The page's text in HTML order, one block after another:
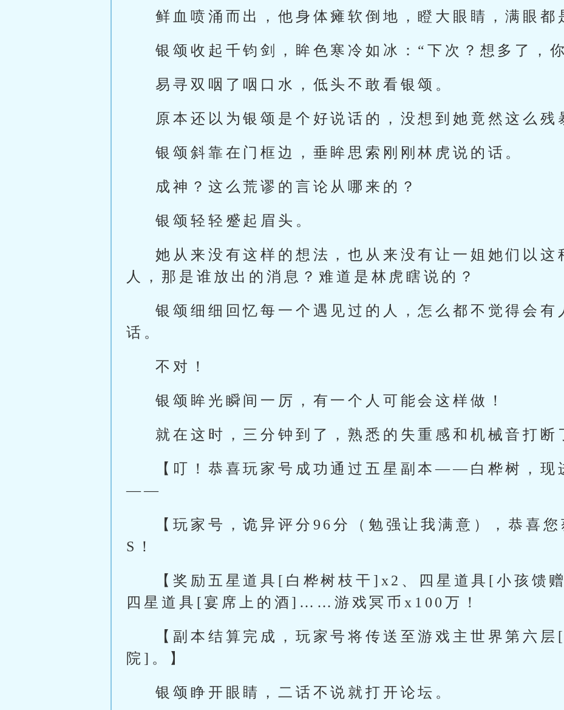
鲜血喷涌而出，他身体瘫软倒地，瞪大眼睛，满眼都
银颂收起千钧剑，眸色寒冷如冰：“下次？想多了，
易寻双咽了咽口水，低头不敢看银颂。
原本还以为银颂是个好说话的，没想到她竟然这么残
银颂斜靠在门框边，垂眸思索刚刚林虎说的话。
成神？这么荒谬的言论从哪来的？
银颂轻轻蹙起眉头。
她从来没有这样的想法，也从来没有让一姐她们以这
人，那是谁放出的消息？难道是林虎瞎说的？
银颂细细回忆每一个遇见过的人，怎么都不觉得会有
话。
不对！
银颂眸光瞬间一厉，有一个人可能会这样做！
就在这时，三分钟到了，熟悉的失重感和机械音打断
【叮！恭喜玩家号成功通过五星副本——白桦树，现
——
【玩家号，诡异评分96分（勉强让我满意），恭喜
S！
【奖励五星道具[白桦树枝干]x2、四星道具[小孩馈
四星道具[宴席上的酒]……游戏冥币x100万！
【副本结算完成，玩家号将传送至游戏主世界第六
院]。】
银颂睁开眼睛，二话不说就打开论坛。